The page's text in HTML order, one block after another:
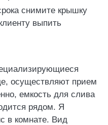
снимите крышку
выпить
осуществляют прием
емкость для слива
рядом. Я
в комнате. Вид